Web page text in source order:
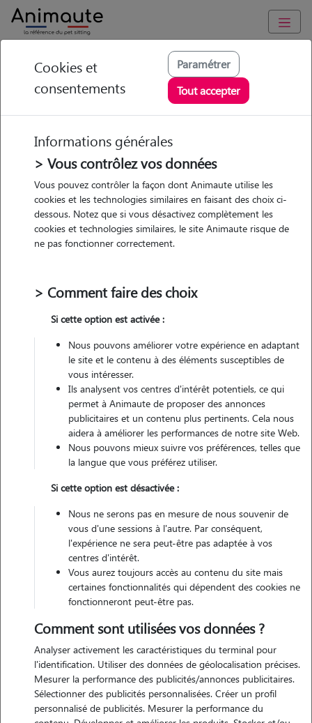
Animaute Bretagne Cotes-d'Armor /Plouha
Marine - Petsitter à
PLOUHA
• 33 ans
Véhiculé
Contacter
L'envoi d'une demande est sans engagement
Motivation
riche en expériences auprès des animaux de tous types je souhaite
compléter mais revenu en liant ma passion avec mon travail. je suis
motivée à prendre soins de vos compagnons de vie. je suis là pour
Cookies et
consentements
Paramétrer
Tout accepter
Informations générales
> Vous contrôlez vos données
Vous pouvez contrôler la façon dont Animaute utilise les
cookies et les technologies similaires en faisant des choix ci-
dessous. Notez que si vous désactivez complètement les
cookies et technologies similaires, le site Animaute risque de
ne pas fonctionner correctement.
> Comment faire des choix
Si cette option est activée :
Nous pouvons améliorer votre expérience en adaptant
le site et le contenu à des éléments susceptibles de
vous intéresser.
Ils analysent vos centres d'intérêt potentiels, ce qui
permet à Animaute de proposer des annonces
publicitaires et un contenu plus pertinents. Cela nous
aidera à améliorer les performances de notre site Web.
Nous pouvons mieux suivre vos préférences, telles que
la langue que vous préférez utiliser.
Si cette option est désactivée :
Nous ne serons pas en mesure de nous souvenir de
vous d'une sessions à l'autre. Par conséquent,
l'expérience ne sera peut-être pas adaptée à vos
centres d'intérêt.
Vous aurez toujours accès au contenu du site mais
certaines fonctionnalités qui dépendent des cookies ne
fonctionneront peut-être pas.
Comment sont utilisées vos données ?
Analyser activement les caractéristiques du terminal pour
l'identification. Utiliser des données de géolocalisation précises.
Mesurer la performance des publicités/annonces publicitaires.
Sélectionner des publicités personnalisées. Créer un profil
personnalisé de publicités. Mesurer la performance du